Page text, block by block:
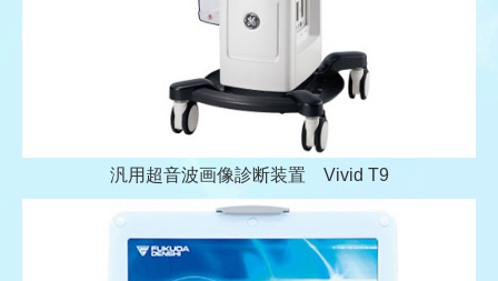
汎用超音波画像診断装置 Vivid T9